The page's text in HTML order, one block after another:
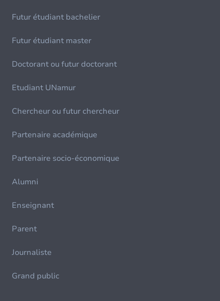
Futur étudiant bachelier
Futur étudiant master
Doctorant ou futur doctorant
Etudiant UNamur
Chercheur ou futur chercheur
Partenaire académique
Partenaire socio-économique
Alumni
Enseignant
Parent
Journaliste
Grand public